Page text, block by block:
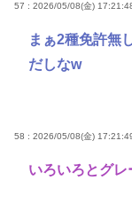
57 : 2026/05/08(金)
まぁ2種免許無
だしなw
58 : 2026/05/08(金)
いろいろとグ